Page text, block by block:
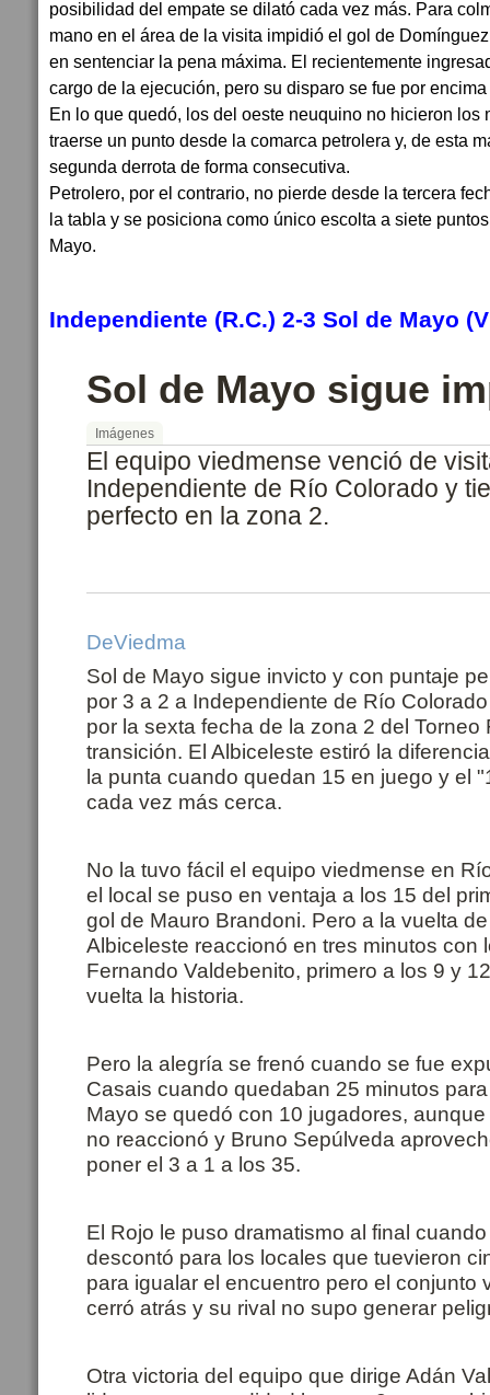
posibilidad del empate se dilató cada vez más. Para
mano en el área de la visita impidió el gol de
en sentenciar la pena máxima. El recientemente
cargo de la ejecución, pero su disparo se fue por
En lo que quedó, los del oeste neuquino no hicieron los
traerse un punto desde la comarca petrolera y, de esta
segunda derrota de forma consecutiva.
Petrolero, por el contrario, no pierde desde la tercera
la tabla y se posiciona como único escolta a siete
Mayo.
Independiente (R.C.) 2-3 Sol de Mayo
Sol de Mayo sigue
Imágenes
El equipo viedmense venció de
Independiente de Río Colorado y
perfecto en la zona 2.
DeViedma
Sol de Mayo sigue invicto y con puntaje
por 3 a 2 a Independiente de Río
por la sexta fecha de la zona 2 del Torneo
transición. El Albiceleste estiró la
la punta cuando quedan 15 en juego y el
cada vez más cerca.
No la tuvo fácil el equipo viedmense en
el local se puso en ventaja a los 15 del
gol de Mauro Brandoni. Pero a la vuelta
Albiceleste reaccionó en tres minutos con
Fernando Valdebenito, primero a los 9 y
vuelta la historia.
Pero la alegría se frenó cuando se fue
Casais cuando quedaban 25 minutos
Mayo se quedó con 10 jugadores,
no reaccionó y Bruno Sepúlveda
poner el 3 a 1 a los 35.
El Rojo le puso dramatismo al final
descontó para los locales que tuevieron
para igualar el encuentro pero el conjunto
cerró atrás y su rival no supo generar
Otra victoria del equipo que dirige Adán